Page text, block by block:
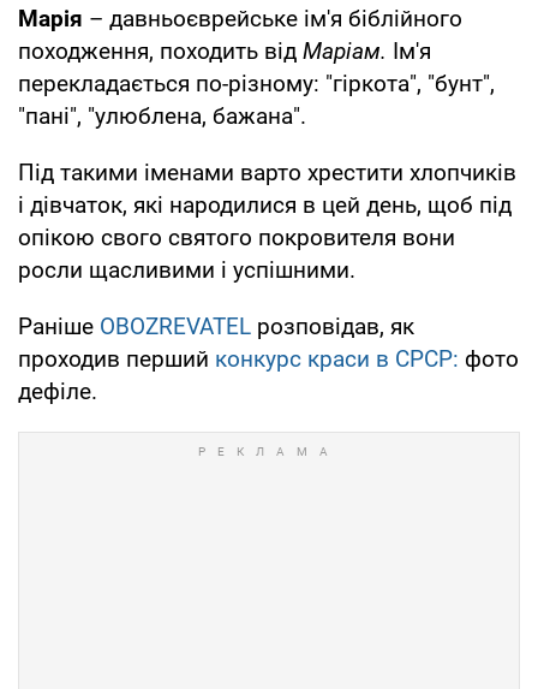
Марія – давньоєврейське ім'я біблійного
походження, походить від Маріам. Ім'я
перекладається по-різному: "гіркота", "бунт",
"пані", "улюблена, бажана".
Під такими іменами варто хрестити хлопчиків
і дівчаток, які народилися в цей день, щоб під
опікою свого святого покровителя вони
росли щасливими і успішними.
Раніше OBOZREVATEL розповідав, як
проходив перший конкурс краси в СРСР: фото
дефіле.